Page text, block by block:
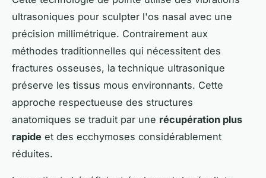
ultrasoniques pour sculpter l'os nasal avec une
précision millimétrique. Contrairement aux
méthodes traditionnelles qui nécessitent des
fractures osseuses, la technique ultrasonique
préserve les tissus mous environnants. Cette
approche respectueuse des structures
anatomiques se traduit par une récupération plus
rapide et des ecchymoses considérablement
réduites.